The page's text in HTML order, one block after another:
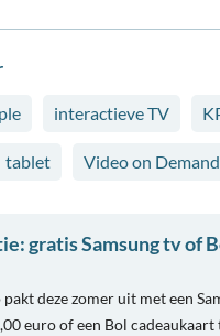
interactieve TV
tablet Video on Demand
gratis Samsung tv of
pakt deze zomer uit met een
euro of een Bol cadeaukaart